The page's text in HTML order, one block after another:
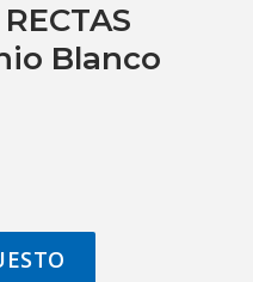
Blanco